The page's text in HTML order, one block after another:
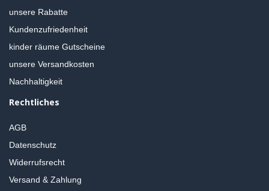
unsere Rabatte
Kundenzufriedenheit
kinder räume Gutscheine
unsere Versandkosten
Nachhaltigkeit
Rechtliches
AGB
Datenschutz
Widerrufsrecht
Versand & Zahlung